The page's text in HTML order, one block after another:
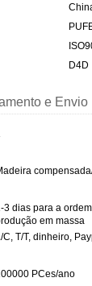
D4D
e Envio
3 dias para a
em massa
C, T/T, dinheiro,
PCes/ano